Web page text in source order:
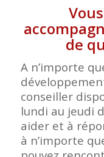
de
A n’importe
conseiller
lundi au jeudi
aider et à
à n’importe